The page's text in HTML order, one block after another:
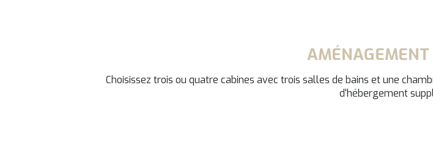
Choisissez trois ou quatre cabines avec trois salles de bains et une
d'hébergement